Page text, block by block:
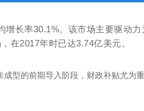
长率30.1%。该市场主要驱动力
在2017年时已达3.74亿美元。
型的前期导入阶段，财政补贴尤为